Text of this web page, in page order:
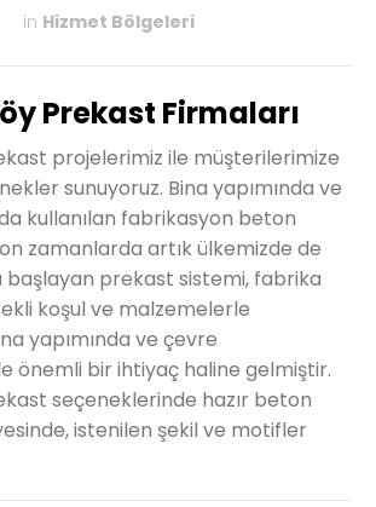
in Hizmet Bölgeleri
Prekast Firmaları
projelerimiz ile müşterilerimize
sunuyoruz. Bina yapımında ve
kullanılan fabrikasyon beton
zamanlarda artık ülkemizde de
başlayan prekast sistemi, fabrika
koşul ve malzemelerle
yapımında ve çevre
önemli bir ihtiyaç haline gelmiştir.
seçeneklerinde hazır beton
istenilen şekil ve motifler